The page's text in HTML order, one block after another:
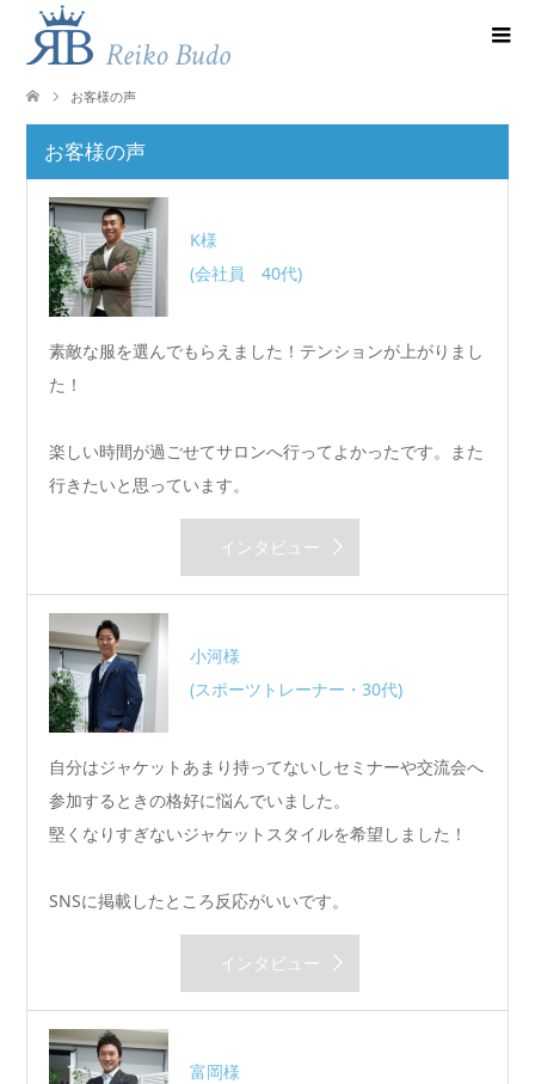
お客様の声
お客様の声
K様
(会社員 40代)
素敵な服を選んでもらえました！テンションが上がりまし
た！
楽しい時間が過ごせてサロンへ行ってよかったです。また
行きたいと思っています。
インタビュー
小河様
(スポーツトレーナー・30代)
自分はジャケットあまり持ってないしセミナーや交流会へ
参加するときの格好に悩んでいました。
堅くなりすぎないジャケットスタイルを希望しました！
SNSに掲載したところ反応がいいです。
インタビュー
富岡様